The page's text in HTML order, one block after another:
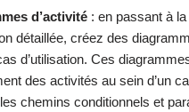
d’activité : en passant à
détaillée, créez des
d’utilisation. Ces
des activités au sein d’un
chemins conditionnels et